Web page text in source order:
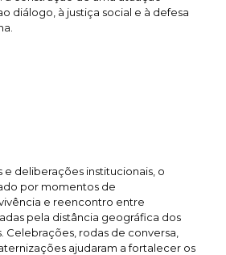
diálogo, à justiça social e à defesa
e deliberações institucionais, o
por momentos de
e reencontro entre
pela distância geográfica dos
Celebrações, rodas de conversa,
ajudaram a fortalecer os